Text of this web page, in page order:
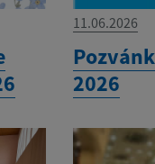
11.06.2026
2026